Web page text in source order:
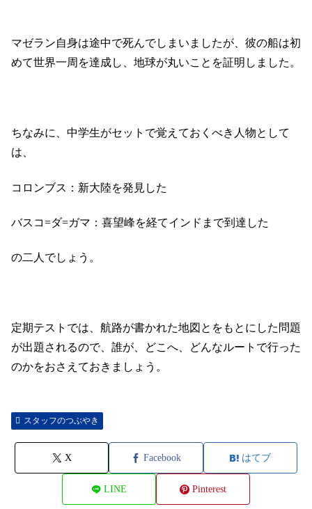
マゼラン自身は途中で死んでしまいましたが、彼の船は初
めて世界一周を達成し、地球が丸いことを証明しました。
ちなみに、中学生がセットで覚えておくべき人物として
は、
コロンブス：新大陸を発見した
バスコ=ダ=ガマ：喜望峰を経てインドまで到達した
の二人でしょう。
定期テストでは、航路が書かれた地図とをもとにした問題
が出題されるので、誰が、どこへ、どんなルートで行った
のかをおさえておきましょう。
スタッフのつぶやき
X Facebook はてブ
LINE Pinterest